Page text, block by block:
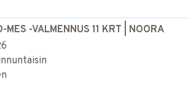
MES -VALMENNUS 11 KRT | NOORA